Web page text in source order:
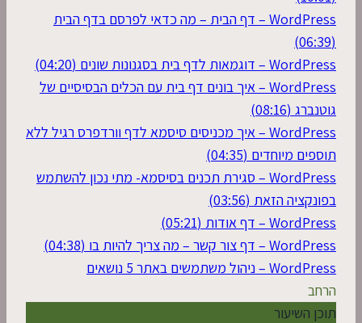
WordPress – דף הבית – מה כדאי לפרסם בדף הבית
(06:39)
WordPress – דוגמאות לדף בית בסגנונות שונים (04:20)
WordPress – איך בונים דף בית עם הכלים הבסיסיים של
גוטנברג (08:16)
WordPress – איך מכניסים סיסמא לדף וורדפרס רגיל ללא
תוספים מיוחדים (04:35)
WordPress – סגירת תכנים בסיסמא- מתי נכון להשתמש
בפונקציה הזאת (03:56)
WordPress – דף אודות (05:21)
WordPress – דף צור קשר – מה צריך להיות בו (04:38)
WordPress – ניהול משתמשים באתר
5 נושאים
הרחב
תוכן השיעור